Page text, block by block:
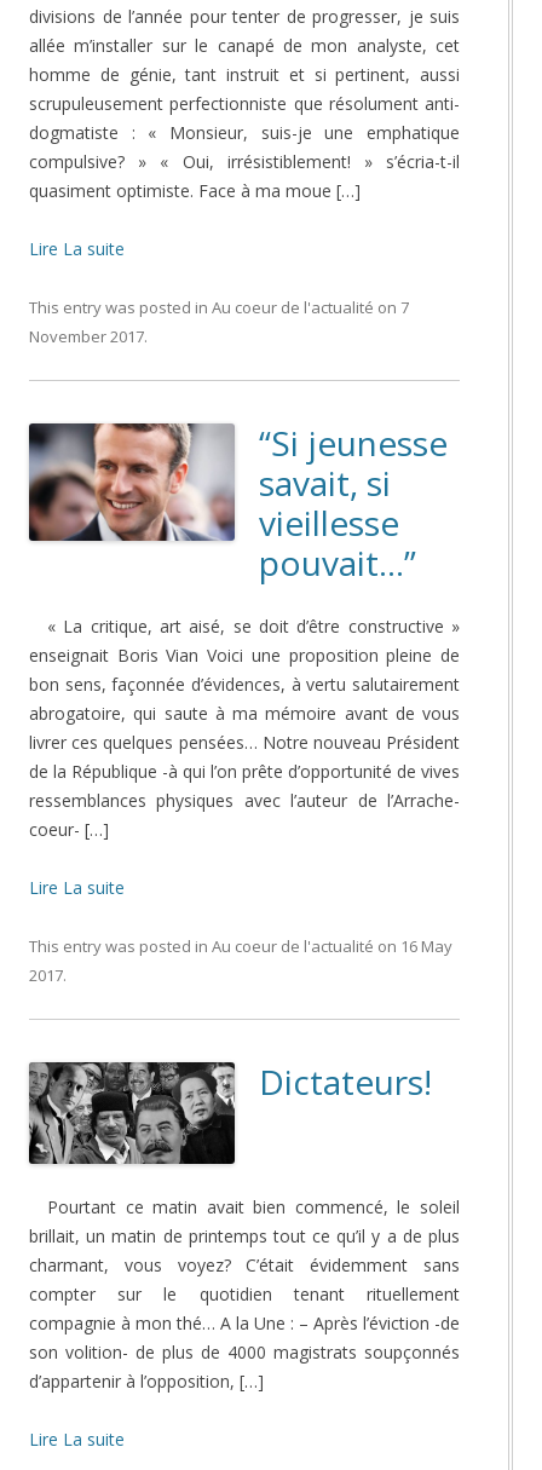
divisions de l’année pour tenter de progresser, je suis
allée m’installer sur le canapé de mon analyste, cet
homme de génie, tant instruit et si pertinent, aussi
scrupuleusement perfectionniste que résolument anti-
dogmatiste : « Monsieur, suis-je une emphatique
compulsive? » « Oui, irrésistiblement! » s’écria-t-il
quasiment optimiste. Face à ma moue […]
Lire La suite
This entry was posted in Au coeur de l'actualité on 7
November 2017.
“Si jeunesse
savait, si
vieillesse
pouvait…”
« La critique, art aisé, se doit d’être constructive »
enseignait Boris Vian Voici une proposition pleine de
bon sens, façonnée d’évidences, à vertu salutairement
abrogatoire, qui saute à ma mémoire avant de vous
livrer ces quelques pensées… Notre nouveau Président
de la République -à qui l’on prête d’opportunité de vives
ressemblances physiques avec l’auteur de l’Arrache-
coeur- […]
Lire La suite
This entry was posted in Au coeur de l'actualité on 16 May
2017.
Dictateurs!
Pourtant ce matin avait bien commencé, le soleil
brillait, un matin de printemps tout ce qu’il y a de plus
charmant, vous voyez? C’était évidemment sans
compter sur le quotidien tenant rituellement
compagnie à mon thé… A la Une : – Après l’éviction -de
son volition- de plus de 4000 magistrats soupçonnés
d’appartenir à l’opposition, […]
Lire La suite